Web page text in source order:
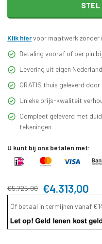
STEL
Klik hiervoor maatwerk zonder
Betaling vooraf of per pin
Levering uit eigen
GRATIS thuis geleverd door
Unieke prijs-kwaliteit
Compleet geleverd met
tekeningen
U kunt bij ons betalen met:
€5.725,00 €4.313,00
Of betaal in termijnen vanaf